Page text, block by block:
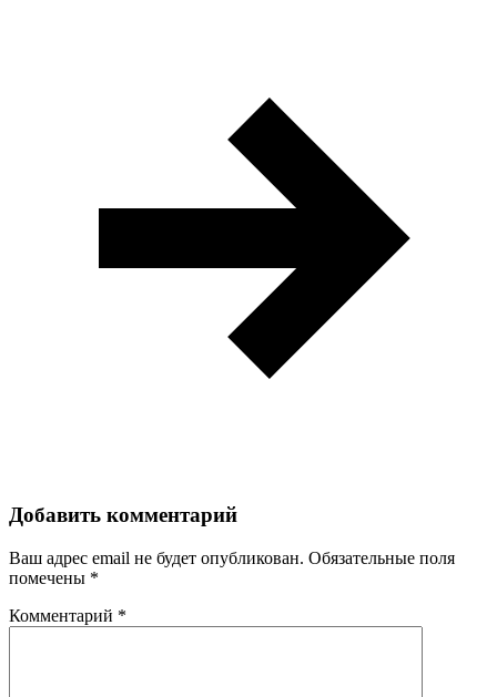
Добавить комментарий
Ваш адрес email не будет опубликован. Обязательные поля
помечены *
Комментарий *